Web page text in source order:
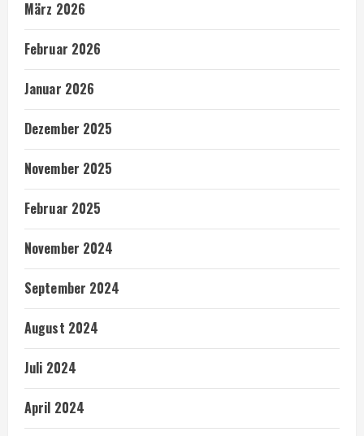
März 2026
Februar 2026
Januar 2026
Dezember 2025
November 2025
Februar 2025
November 2024
September 2024
August 2024
Juli 2024
April 2024